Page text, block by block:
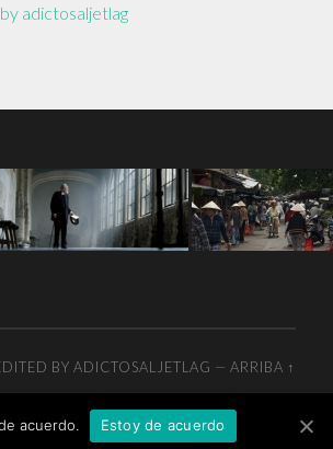
adictosaljetlag
BY ADICTOSALJETLAG —ARRIBA ↑
acuerdo. Estoy de acuerdo